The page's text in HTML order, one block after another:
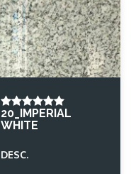
20_IMPERIAL
WHITE
DESC.